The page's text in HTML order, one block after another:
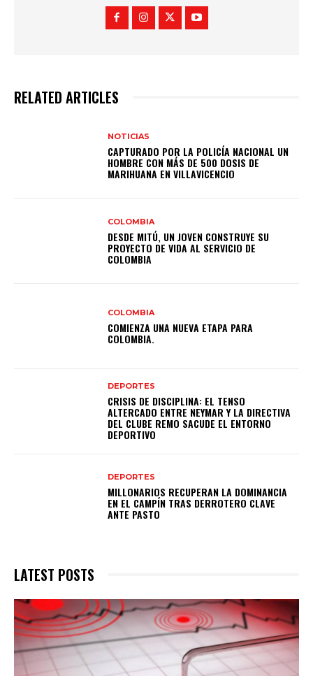
RELATED ARTICLES
NOTICIAS
CAPTURADO POR LA POLICÍA NACIONAL UN
HOMBRE CON MÁS DE 500 DOSIS DE
MARIHUANA EN VILLAVICENCIO
COLOMBIA
DESDE MITÚ, UN JOVEN CONSTRUYE SU
PROYECTO DE VIDA AL SERVICIO DE
COLOMBIA
COLOMBIA
COMIENZA UNA NUEVA ETAPA PARA
COLOMBIA.
DEPORTES
CRISIS DE DISCIPLINA: EL TENSO
ALTERCADO ENTRE NEYMAR Y LA DIRECTIVA
DEL CLUBE REMO SACUDE EL ENTORNO
DEPORTIVO
DEPORTES
MILLONARIOS RECUPERAN LA DOMINANCIA
EN EL CAMPÍN TRAS DERROTERO CLAVE
ANTE PASTO
LATEST POSTS